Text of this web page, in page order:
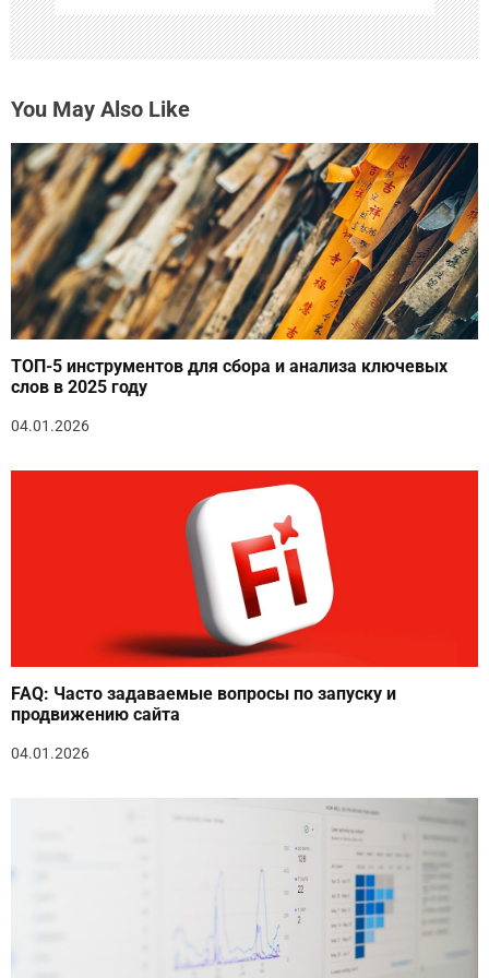
You May Also Like
ТОП-5 инструментов для сбора и анализа ключевых
слов в 2025 году
04.01.2026
FAQ: Часто задаваемые вопросы по запуску и
продвижению сайта
04.01.2026